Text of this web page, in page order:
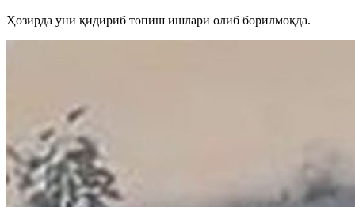
Ҳозирда уни қидириб топиш ишлари олиб борилмоқда.